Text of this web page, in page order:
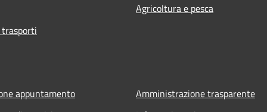
Agricoltura e pesca
appuntamento
Amministrazione trasparente